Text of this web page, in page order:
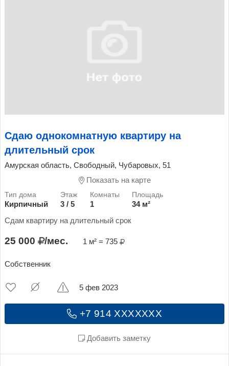
Сдаю однокомнатную квартиру на
длительный срок
Амурская область, Свободный, Чубаровых, 51
Показать на карте
Кирпичный 3 / 5 1
34 м²
Сдам квартиру на длительный срок
25 000 /мес. 1 м² = 735
Собственник
+7 914 XXXXXXX
Добавить заметку
5 фев 2023